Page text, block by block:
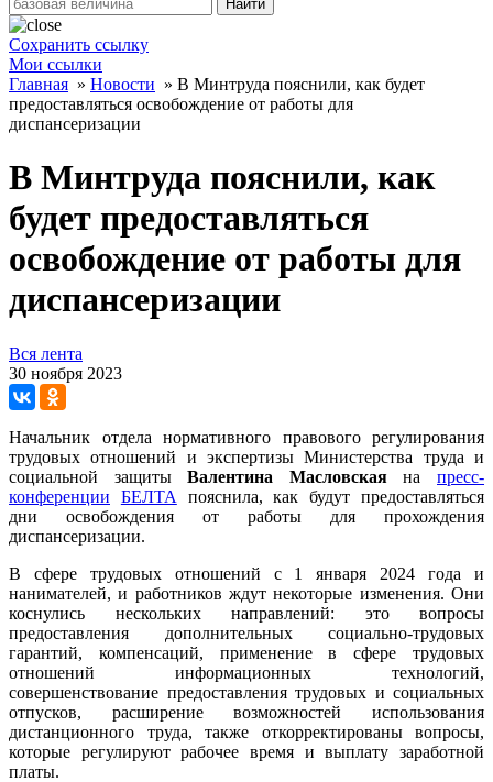
Найти
Сохранить ссылку
Мои ссылки
Главная » Новости » В Минтруда пояснили, как будет
предоставляться освобождение от работы для
диспансеризации
В Минтруда пояснили, как
будет предоставляться
освобождение от работы для
диспансеризации
Вся лента
30 ноября 2023
Начальник отдела нормативного правового регулирования
трудовых отношений и экспертизы Министерства труда и
социальной защитыВалентина Масловскаянапресс-
конференции
БЕЛТА
пояснила, как будут предоставляться
дни освобождения от работы для прохождения
диспансеризации.
В сфере трудовых отношений с 1 января 2024 года и
нанимателей, и работников ждут некоторые изменения. Они
коснулись нескольких направлений: это вопросы
предоставления дополнительных социально-трудовых
гарантий, компенсаций, применение в сфере трудовых
отношений информационных технологий,
совершенствование предоставления трудовых и социальных
отпусков, расширение возможностей использования
дистанционного труда, также откорректированы вопросы,
которые регулируют рабочее время и выплату заработной
платы.